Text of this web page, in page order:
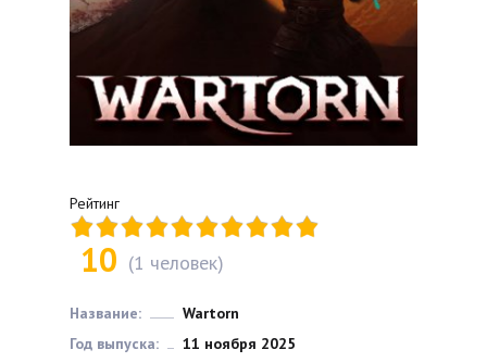
Рейтинг
10 (1 человек)
Название:
Wartorn
Год выпуска:
11 ноября 2025